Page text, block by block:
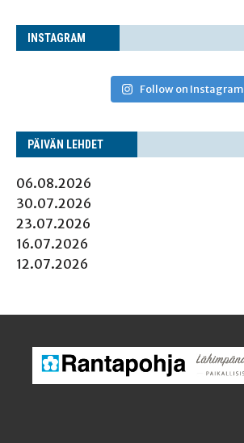
INS­TA­GRAM
Follow on Instagram
PÄI­VÄN LEHDET
06.08.2026
30.07.2026
23.07.2026
16.07.2026
12.07.2026